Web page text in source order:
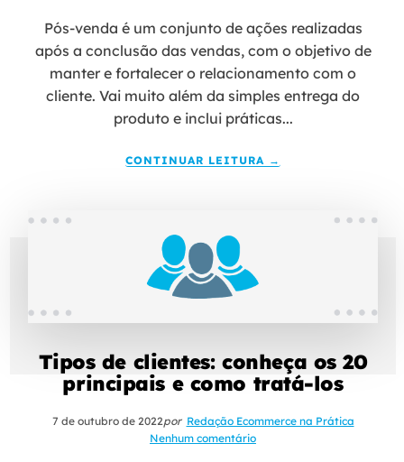
Pós-venda é um conjunto de ações realizadas
após a conclusão das vendas, com o objetivo de
manter e fortalecer o relacionamento com o
cliente. Vai muito além da simples entrega do
produto e inclui práticas...
CONTINUAR LEITURA →
Tipos de clientes: conheça os 20
principais e como tratá-los
7 de outubro de 2022por Redação Ecommerce na Prática
Nenhum comentário